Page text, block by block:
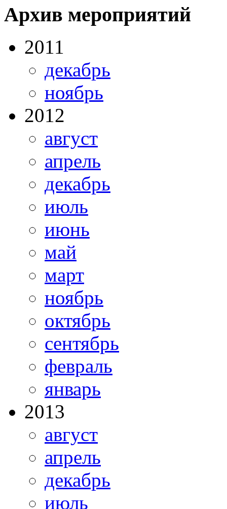
Архив мероприятий
2011
декабрь
ноябрь
2012
август
апрель
декабрь
июль
июнь
май
март
ноябрь
октябрь
сентябрь
февраль
январь
2013
август
апрель
декабрь
июль